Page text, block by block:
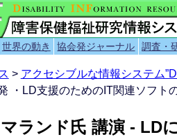
世界の動き 協会発ジャーナル 調査・
> アクセシブルな情報システム
・LD支援のためのIT関連ソフト
ランド氏 講演 - LD